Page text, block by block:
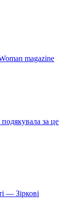
magazine
подякувала за це
— Зіркові